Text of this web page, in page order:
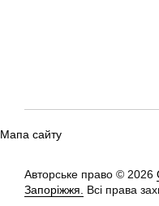
Мапа сайту
Авторське право © 2026
Запоріжжя.
Всі права